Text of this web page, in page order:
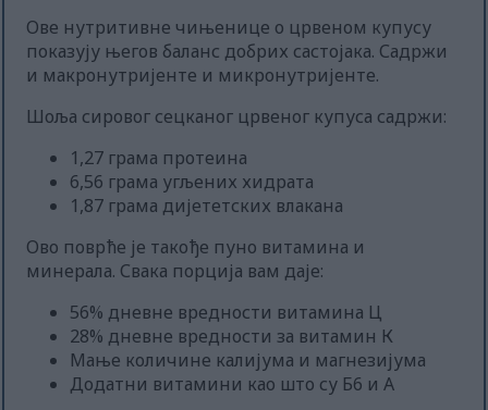
Ове нутритивне чињенице о црвеном купусу
показују његов баланс добрих састојака. Садржи
и макронутријенте и микронутријенте.
Шоља сировог сецканог црвеног купуса садржи:
1,27 грама протеина
6,56 грама угљених хидрата
1,87 грама дијететских влакана
Ово поврће је такође пуно витамина и
минерала. Свака порција вам даје:
56% дневне вредности витамина Ц
28% дневне вредности за витамин К
Мање количине калијума и магнезијума
Додатни витамини као што су Б6 и А